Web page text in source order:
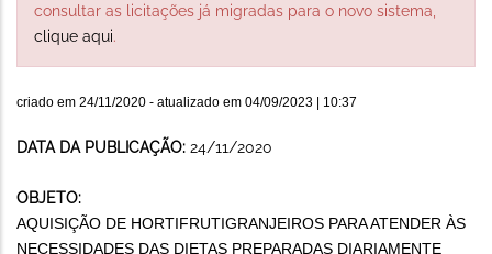
consultar as licitações já migradas para o novo sistema,
clique aqui.
criado em 24/11/2020 - atualizado em 04/09/2023 | 10:37
DATA DA PUBLICAÇÃO: 24/11/2020
OBJETO:
AQUISIÇÃO DE HORTIFRUTIGRANJEIROS PARA ATENDER ÀS
NECESSIDADES DAS DIETAS PREPARADAS DIARIAMENTE